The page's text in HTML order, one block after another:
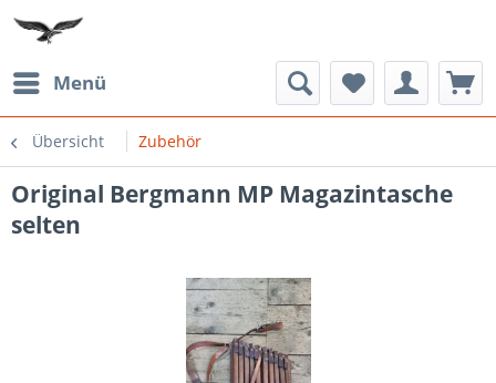
Menü
Übersicht Zubehör
Original Bergmann MP Magazintasche
selten